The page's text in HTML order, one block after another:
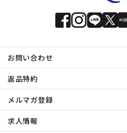
お問い合わせ
返品特約
メルマガ登録
求人情報